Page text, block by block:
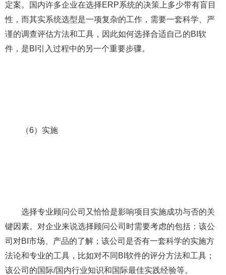
定案。国内许多企业在选择ERP系统的决策上多少带有盲目
性，而其实系统选型是一项复杂的工作，需要一套科学、严
谨的调查评估方法和工具，因此如何选择合适自己的BI软
件，是BI引入过程中的另一个重要步骤。
（6）实施
选择专业顾问公司又恰恰是影响项目实施成功与否的关
键因素。对企业来说选择顾问公司时需要考虑的包括：该公
司对BI市场、产品的了解；该公司是否有一套科学的实施方
法论和专业的工具，比如对不同BI软件的评分方法和工具；
该公司的国际/国内行业知识和国际最佳实践经验等。